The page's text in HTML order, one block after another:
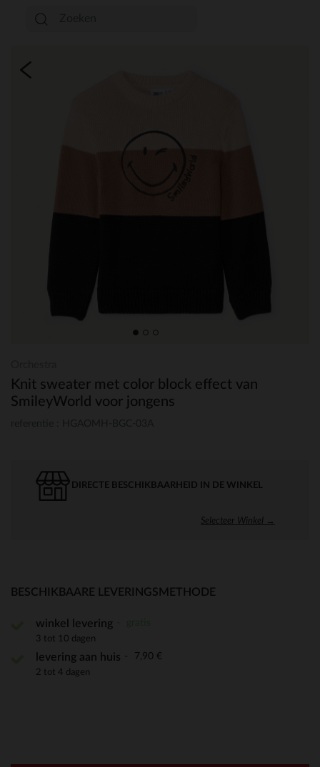
Knit sweater met color block effect van
SmileyWorld voor jongens
DIRECTE BESCHIKBAARHEID IN DE WINKEL
Selecteer Winkel →
BESCHIKBAARE LEVERINGSMETHODE
winkel levering
3 tot 10 dagen
levering aan huis 7,90 €
2 tot 4 dagen